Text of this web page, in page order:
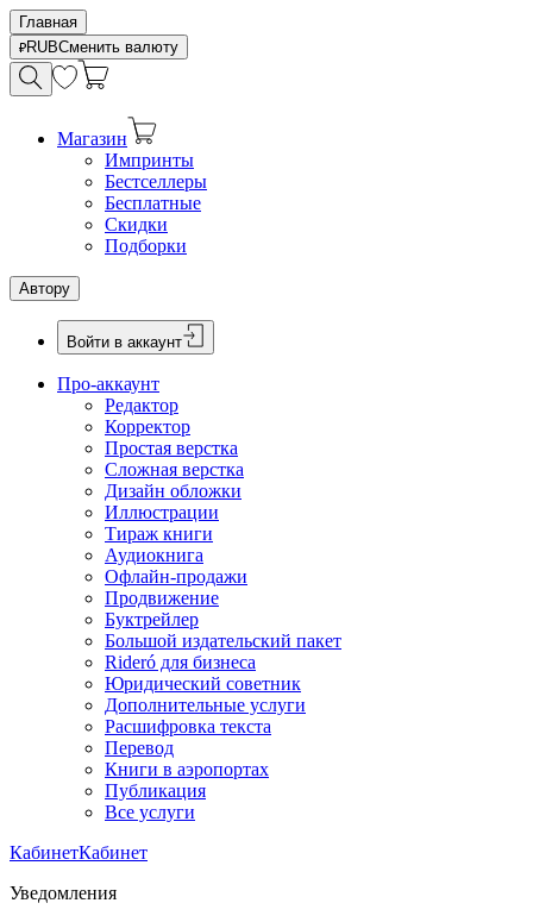
Главная
RUBСменить валюту
Магазин
Импринты
Бестселлеры
Бесплатные
Скидки
Подборки
Автору
Войти в аккаунт
Про-аккаунт
Редактор
Корректор
Простая верстка
Сложная верстка
Дизайн обложки
Иллюстрации
Тираж книги
Аудиокнига
Офлайн-продажи
Продвижение
Буктрейлер
Большой издательский пакет
Rideró для бизнеса
Юридический советник
Дополнительные услуги
Расшифровка текста
Перевод
Книги в аэропортах
Публикация
Все услуги
КабинетКабинет
Уведомления